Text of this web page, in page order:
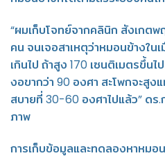
“ผมเก็บโจทย์จากคลินิก สังเกต
คน จนเจอสาเหตุว่าหมอนข้างใน
เกินไป ถ้าสูง 170 เซนติเมตรขึ้น
งอขากว่า 90 องศา สะโพกจะสูง
สบายที่ 30-60 องศาไปแล้ว” ดร
ภาพ
การเก็บข้อมูลและทดลองหาหม